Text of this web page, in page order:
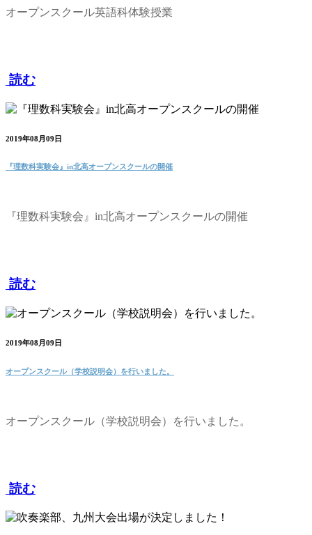
オープンスクール英語科体験授業
読む
2019年08月09日
『理数科実験会』in北高オープンスクールの開催
『理数科実験会』in北高オープンスクールの開催
読む
2019年08月09日
オープンスクール（学校説明会）を行いました。
オープンスクール（学校説明会）を行いました。
読む